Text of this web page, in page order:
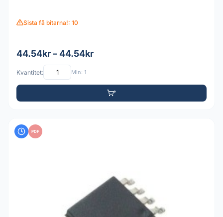
Sista få bitarna!: 10
44.54kr – 44.54kr
Kvantitet: Min: 1
PDF